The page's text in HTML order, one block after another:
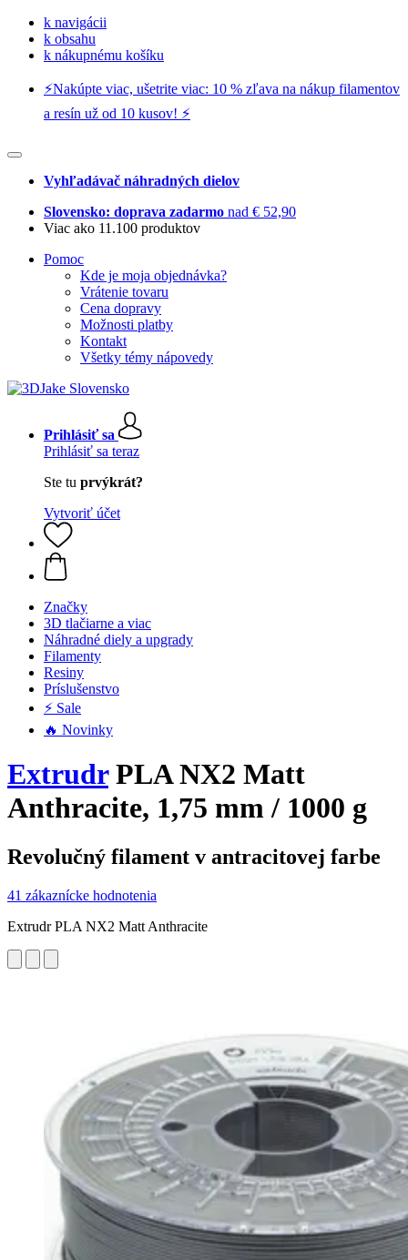
k navigácii
k obsahu
k nákupnému košíku
⚡️Nakúpte viac, ušetrite viac: 10 % zľava na nákup filamentov
a resín už od 10 kusov! ⚡️
Vyhľadávač náhradných dielov
Slovensko: doprava zadarmo nad € 52,90
Viac ako 11.100 produktov
Pomoc
Kde je moja objednávka?
Vrátenie tovaru
Cena dopravy
Možnosti platby
Kontakt
Všetky témy nápovedy
Prihlásiť sa
Prihlásiť sa teraz
Ste tu prvýkrát?
Vytvoriť účet
Značky
3D tlačiarne a viac
Náhradné diely a upgrady
Filamenty
Resiny
Príslušenstvo
⚡ Sale
🔥 Novinky
ExtrudrPLA NX2 Matt
Anthracite, 1,75 mm / 1000 g
Revolučný filament v antracitovej farbe
41 zákaznícke hodnotenia
Extrudr PLA NX2 Matt Anthracite